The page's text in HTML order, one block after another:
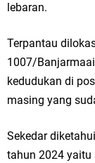
lebaran.
Terpantau
1007/
kedudukan di
masing yang
Sekedar
tahun 2024 yaitu